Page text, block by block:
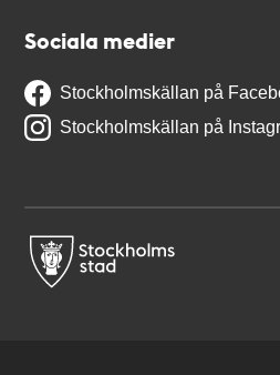
Sociala medier
Stockholmskällan på
Stockholmskällan på